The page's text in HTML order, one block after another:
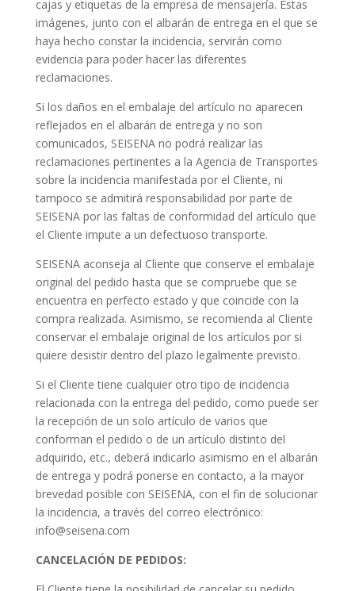
cajas y etiquetas de la empresa de mensajería. Estas
imágenes, junto con el albarán de entrega en el que se
haya hecho constar la incidencia, servirán como
evidencia para poder hacer las diferentes
reclamaciones.
Si los daños en el embalaje del artículo no aparecen
reflejados en el albarán de entrega y no son
comunicados, SEISENA no podrá realizar las
reclamaciones pertinentes a la Agencia de Transportes
sobre la incidencia manifestada por el Cliente, ni
tampoco se admitirá responsabilidad por parte de
SEISENA por las faltas de conformidad del artículo que
el Cliente impute a un defectuoso transporte.
SEISENA aconseja al Cliente que conserve el embalaje
original del pedido hasta que se compruebe que se
encuentra en perfecto estado y que coincide con la
compra realizada. Asimismo, se recomienda al Cliente
conservar el embalaje original de los artículos por si
quiere desistir dentro del plazo legalmente previsto.
Si el Cliente tiene cualquier otro tipo de incidencia
relacionada con la entrega del pedido, como puede ser
la recepción de un solo artículo de varios que
conforman el pedido o de un artículo distinto del
adquirido, etc., deberá indicarlo asimismo en el albarán
de entrega y podrá ponerse en contacto, a la mayor
brevedad posible con SEISENA, con el fin de solucionar
la incidencia, a través del correo electrónico:
info@seisena.com
CANCELACIÓN DE PEDIDOS: